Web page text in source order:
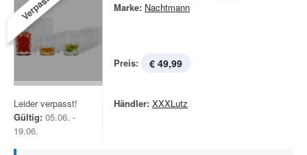
Marke: Nachtmann
Preis: € 49,99
Leider verpasst!
Gültig: 05.06. -
19.06.
Händler: XXXLutz